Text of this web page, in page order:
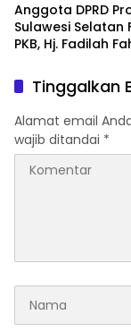
Anggota DPRD
Sulawesi Selatan
PKB, Hj. Fadilah
Takalar
Lentera
Melalui Malam
dan Inovasi
Tinggalkan
Alamat email
wajib ditandai *